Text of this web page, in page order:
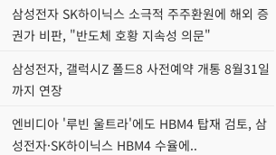
삼성전자 SK하이닉스 소극적 주주환원에 해외 증
권가 비판, "반도체 호황 지속성 의문"
삼성전자, 갤럭시Z 폴드8 사전예약 개통 8월31일
까지 연장
엔비디아 '루빈 울트라'에도 HBM4 탑재 검토, 삼
성전자·SK하이닉스 HBM4 수율에..